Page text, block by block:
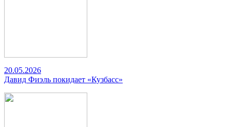
20.05.2026
Давид Фиэль покидает «Кузбасс»